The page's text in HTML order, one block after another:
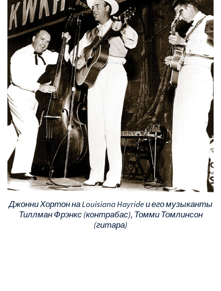
Джонни Хортон на Louisiana Hayride и его музыканты
Тиллман Фрэнкс (контрабас), Томми Томлинсон
(гитара)